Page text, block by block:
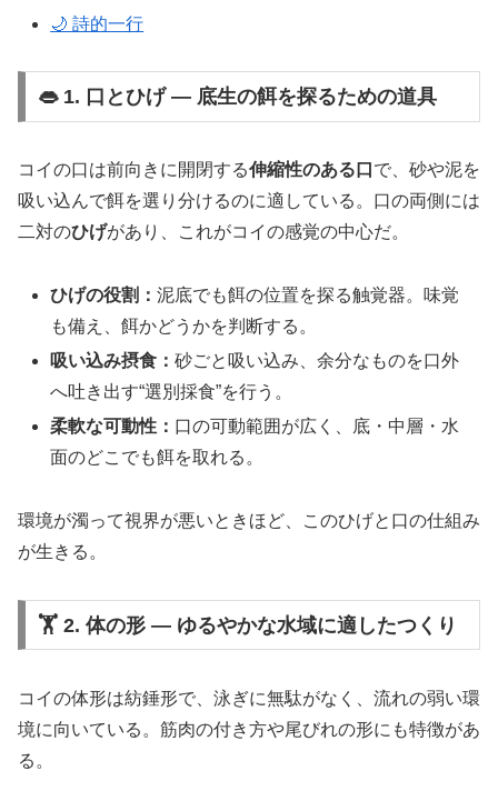
🌙 詩的一行
👄 1. 口とひげ ― 底生の餌を探るための道具
コイの口は前向きに開閉する伸縮性のある口 で、砂や泥を
吸い込んで餌を選り分けるのに適している。口の両側には
二対のひげがあり、これがコイの感覚の中心だ。
ひげの役割：泥底でも餌の位置を探る触覚器。味覚
も備え、餌かどうかを判断する。
吸い込み摂食：砂ごと吸い込み、余分なものを口外
へ吐き出す“選別採食”を行う。
柔軟な可動性： 口の可動範囲が広く、底・中層・水
面のどこでも餌を取れる。
環境が濁って視界が悪いときほど、このひげと口の仕組み
が生きる。
🏋️ 2. 体の形 ― ゆるやかな水域に適したつくり
コイの体形は紡錘形で、泳ぎに無駄がなく、流れの弱い環
境に向いている。筋肉の付き方や尾びれの形にも特徴があ
る。